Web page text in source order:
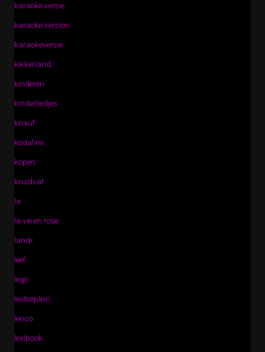
karaoke versie
karaoke version
karaokeversie
kikkerland
kinderen
kinderliedjes
knauf
kodaline
kopen
kruidvat
la
la vie en rose
landr
leef
lego
leidseplein
lenco
lexibook